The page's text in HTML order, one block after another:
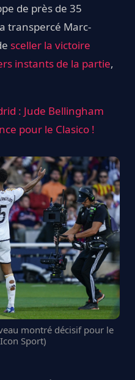
de près de 35
transpercé Marc-
sceller la victoire
instants de la partie,
: Jude Bellingham
pour le Clasico !
montré décisif pour le
Sport)